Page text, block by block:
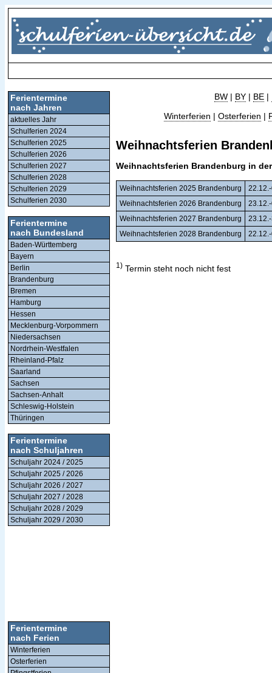
Ferientermine
nach Jahren
aktuelles Jahr
Schulferien 2024
Schulferien 2025
Schulferien 2026
Schulferien 2027
Schulferien 2028
Schulferien 2029
Schulferien 2030
Ferientermine
nach Bundesland
Baden-Württemberg
Bayern
Berlin
Brandenburg
Bremen
Hamburg
Hessen
Mecklenburg-Vorpommern
Niedersachsen
Nordrhein-Westfalen
Rheinland-Pfalz
Saarland
Sachsen
Sachsen-Anhalt
Schleswig-Holstein
Thüringen
Ferientermine
nach Schuljahren
Schuljahr 2024 / 2025
Schuljahr 2025 / 2026
Schuljahr 2026 / 2027
Schuljahr 2027 / 2028
Schuljahr 2028 / 2029
Schuljahr 2029 / 2030
Ferientermine
nach Ferien
Winterferien
Osterferien
BW | BY | BE |
Winterferien | Osterferien |
Weihnachtsferien
Weihnachtsferien Brandenburg in
Weihnachtsferien 2025 Brandenburg
Weihnachtsferien 2026 Brandenburg
Weihnachtsferien 2027 Brandenburg
Weihnachtsferien 2028 Brandenburg
1) Termin steht noch nicht fest